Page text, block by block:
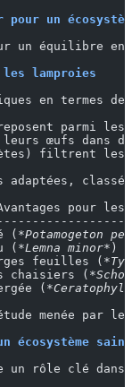
un
sur un
lamproies
en
parmi les
leurs œufs dans
filtrent les
pour
( *Potamogeton
( *Lemna minor* ) |
feuilles (
chaisiers (
(
menée par
écosystème sain
un rôle clé